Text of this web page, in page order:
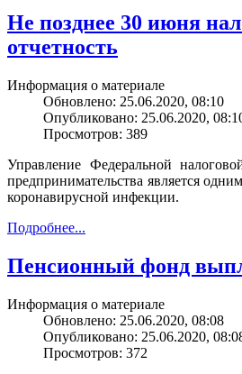
Не позднее 30 июня
отчетность
Информация о материале
Обновлено: 25.06.2020, 08:10
Опубликовано: 25.06.2020,
Просмотров: 389
Управление Федеральной
предпринимательства является
коронавирусной инфекции.
Подробнее...
Пенсионный фонд
Информация о материале
Обновлено: 25.06.2020, 08:08
Опубликовано: 25.06.2020,
Просмотров: 372